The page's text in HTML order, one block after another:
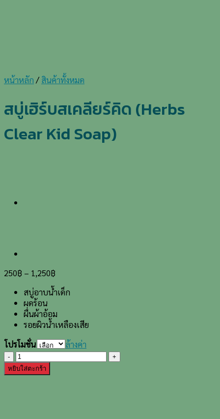
หน้าหลัก / สินค้าทั้งหมด
สบู่เฮิร์บสเคลียร์คิด (Herbs
Clear Kid Soap)
250฿ – 1,250฿
สบู่อาบน้ำเด็ก
ผดร้อน
ผื่นผ้าอ้อม
รอยผิวน้ำเหลืองเสีย
โปรโมชั่น
ล้างค่า
จำนวน
สบู่
เฮิร์บส
หยิบใส่ตะกร้า